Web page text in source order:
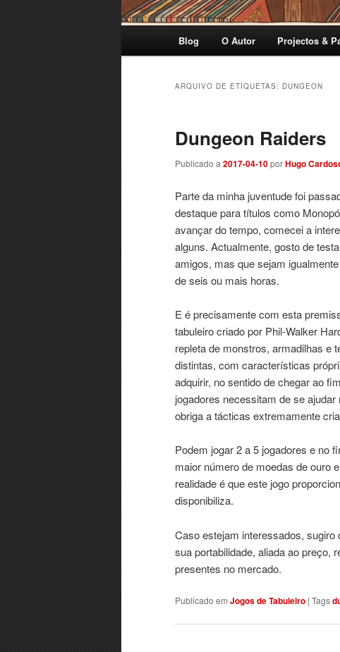
Blog O Autor Projectos &
ARQUIVO DE ETIQUETAS: DUNGEON
Dungeon Raiders
Publicado a 2017-04-10porHugo
Parte da minha juventude foi
destaque para títulos como
avançar do tempo, comecei a
alguns. Actualmente, gosto de
amigos, mas que sejam
de seis ou mais horas.
E é precisamente com esta
tabuleiro criado por Phil-Walker
repleta de monstros, armadilhas e
distintas, com características
adquirir, no sentido de chegar ao
jogadores necessitam de se
obriga a tácticas extremamente
Podem jogar 2 a 5 jogadores e no
maior número de moedas de ouro
realidade é que este jogo
disponibiliza.
Caso estejam interessados, sugiro
sua portabilidade, aliada ao preço,
presentes no mercado.
Publicado em Jogos de Tabuleiro | Tags